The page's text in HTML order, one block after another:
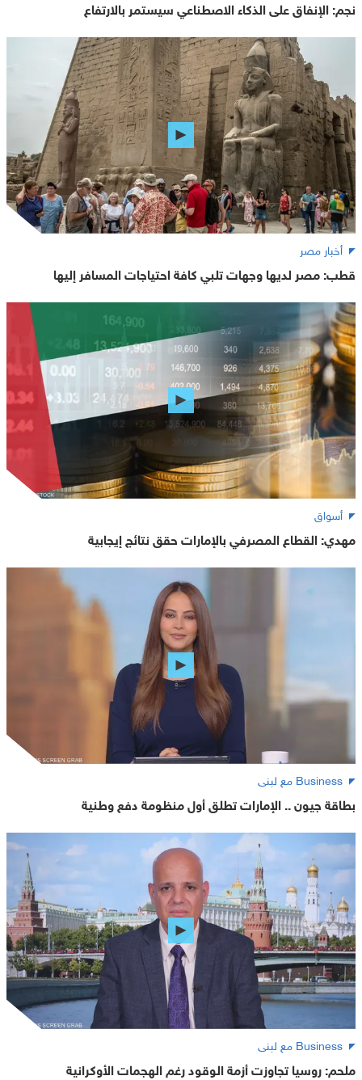
نجم: الإنفاق على الذكاء الاصطناعي سيستمر بالارتفاع
أخبار مصر
قطب: مصر لديها وجهات تلبي كافة احتياجات المسافر إليها
أسواق
مهدي: القطاع المصرفي بالإمارات حقق نتائج إيجابية
Business مع لبنى
بطاقة جيون .. الإمارات تطلق أول منظومة دفع وطنية
Business مع لبنى
ملحم: روسيا تجاوزت أزمة الوقود رغم الهجمات الأوكرانية